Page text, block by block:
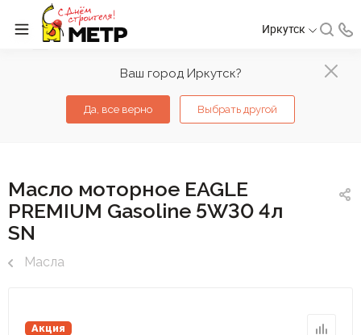
Ваш город Иркутск?
Да, все верно Выбрать другой
Иркутск
Масло моторное EAGLE
PREMIUM Gasoline 5W30 4л
SN
Масла
Акция